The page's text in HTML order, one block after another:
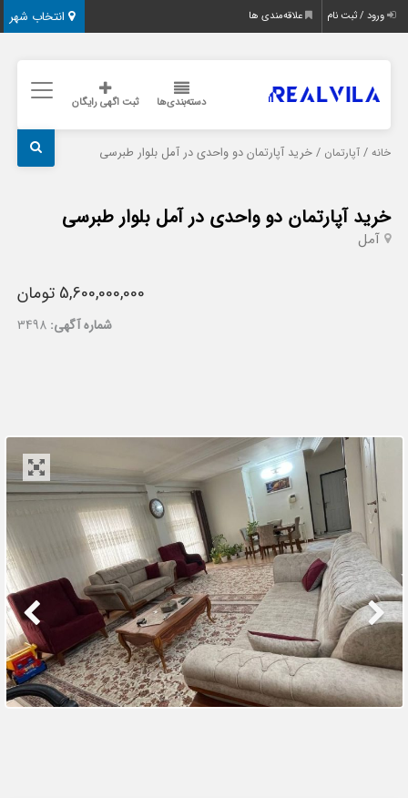
انتخاب شهر ورود / ثبت نام علاقه‌مندی ها
دسته‌بندی‌ها ثبت اگهی رایگان
خانه /آپارتمان / خرید آپارتمان دو واحدی در آمل بلوار طبرسی
خرید آپارتمان دو واحدی در آمل بلوار طبرسی
آمل
5,600,000,000 تومان
شماره آگهی: 3498